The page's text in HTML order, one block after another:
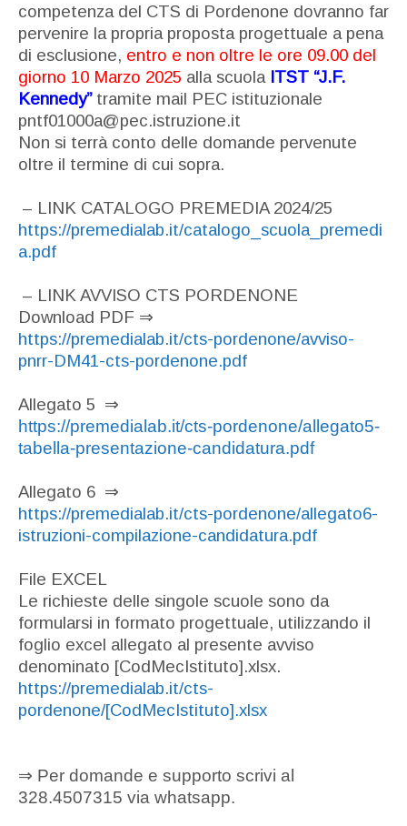
competenza del CTS di Pordenone dovranno far
pervenire la propria proposta progettuale a pena
di esclusione, entro e non oltre le ore 09.00 del
giorno 10 Marzo 2025 alla scuola ITST “J.F.
Kennedy” tramite mail PEC istituzionale
pntf01000a@pec.istruzione.it
Non si terrà conto delle domande pervenute
oltre il termine di cui sopra.
– LINK CATALOGO PREMEDIA 2024/25
https://premedialab.it/catalogo_scuola_premedi
a.pdf
– LINK AVVISO CTS PORDENONE
Download PDF ⇒
https://premedialab.it/cts-pordenone/avviso-
pnrr-DM41-cts-pordenone.pdf
Allegato 5 ⇒
https://premedialab.it/cts-pordenone/allegato5-
tabella-presentazione-candidatura.pdf
Allegato 6 ⇒
https://premedialab.it/cts-pordenone/allegato6-
istruzioni-compilazione-candidatura.pdf
File EXCEL
Le richieste delle singole scuole sono da
formularsi in formato progettuale, utilizzando il
foglio excel allegato al presente avviso
denominato [CodMecIstituto].xlsx.
https://premedialab.it/cts-
pordenone/[CodMecIstituto].xlsx
⇒ Per domande e supporto scrivi al
328.4507315 via whatsapp.